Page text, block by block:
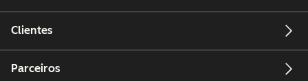
Clientes
Parceiros